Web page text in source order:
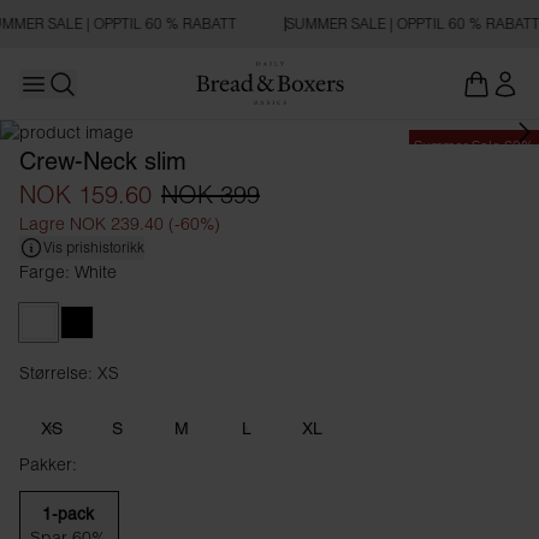
SALE | OPPTIL 60 % RABATT SUMMER SALE | OPPTIL 60 % RABATT
Open main menu
Summer Sale 60%
Crew-Neck slim
NOK 159.60 NOK 399
Lagre NOK 239.40 (-60%)
Vis prishistorikk
Farge: White
Størrelse: XS
XS S M L XL
Pakker:
1-pack